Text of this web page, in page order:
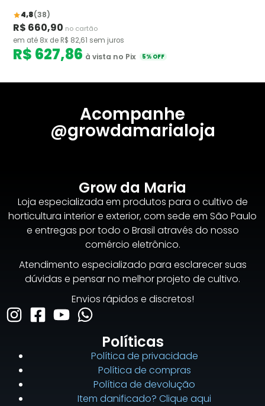
4,8(38)
R$ 660,90 no cartão
em até 8x de R$ 82,61 sem juros
R$ 627,86 à vista no Pix 5% OFF
Acompanhe
@growdamarialoja
Grow da Maria
Loja especializada em produtos para o cultivo de
horticultura interior e exterior, com sede em São Paulo
e entregas por todo o Brasil através do nosso
comércio eletrônico.
Atendimento especializado para esclarecer suas
dúvidas e pensar no melhor projeto de cultivo.
Envios rápidos e discretos!
Políticas
Política de privacidade
Política de compras
Política de devolução
Item danificado? Clique aqui